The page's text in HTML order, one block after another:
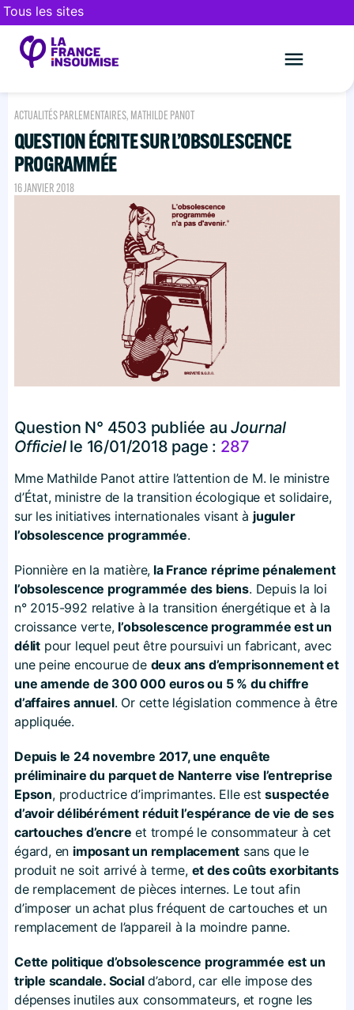
Tous les sites
ACTUALITÉS PARLEMENTAIRES, MATHILDE PANOT
QUESTION ÉCRITE SUR L’OBSOLESCENCE
PROGRAMMÉE
16 JANVIER 2018
Question N° 4503 publiée auJournal
Officielle 16/01/2018 page : 287
Mme Mathilde Panot attire l’attention de M. le ministre
d’État, ministre de la transition écologique et solidaire,
sur les initiatives internationales visant à juguler
l’obsolescence programmée.
Pionnière en la matière, la France réprime pénalement
l’obsolescence programmée des biens. Depuis la loi
n° 2015-992 relative à la transition énergétique et à la
croissance verte, l’obsolescence programmée est un
délit pour lequel peut être poursuivi un fabricant, avec
une peine encourue de deux ans d’emprisonnement et
une amende de 300 000 euros ou 5 % du chiffre
d’affaires annuel. Or cette législation commence à être
appliquée.
Depuis le 24 novembre 2017, une enquête
préliminaire du parquet de Nanterre vise l’entreprise
Epson, productrice d’imprimantes. Elle estsuspectée
d’avoir délibérément réduit l’espérance de vie de ses
cartouches d’encre et trompé le consommateur à cet
égard, en imposant un remplacement sans que le
produit ne soit arrivé à terme, et des coûts exorbitants
de remplacement de pièces internes. Le tout afin
d’imposer un achat plus fréquent de cartouches et un
remplacement de l’appareil à la moindre panne.
Cette politique d’obsolescence programmée est un
triple scandale. Sociald’abord, car elle impose des
dépenses inutiles aux consommateurs, et rogne les